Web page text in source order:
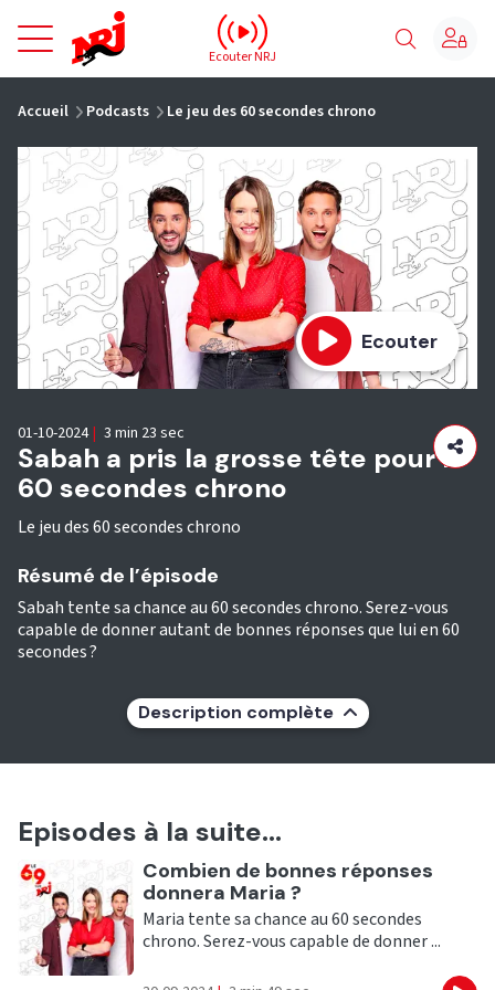
NRJ - Accueil
Ecouter NRJ
Accueil Podcasts Le jeu des 60 secondes chrono
Ecouter
Sabah a pris la grosse tête pour le
60 secondes chrono
Le jeu des 60 secondes chrono
01-10-2024 | 3 min 23 sec
Résumé de l’épisode
Sabah tente sa chance au 60 secondes chrono. Serez-vous
capable de donner autant de bonnes réponses que lui en 60
secondes ?
Description complète
Episodes à la suite...
Ecouter
Combien de bonnes réponses
donnera Maria ?
Maria tente sa chance au 60 secondes
chrono. Serez-vous capable de donner ...